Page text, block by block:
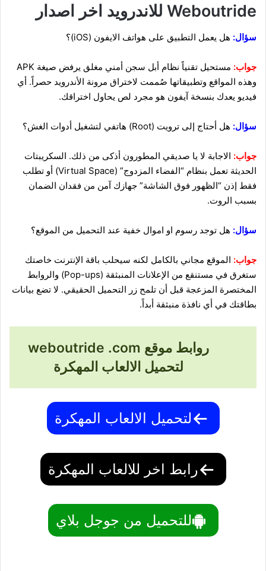
Weboutride للاندرويد اخر اصدار
سؤال: هل يعمل التطبيق على هواتف الايفون (iOS)؟
جواب:
مستحيل تقنياً نظام أبل سجن أمني مغلق يرفض صيغة APK
وهذه المواقع وتطبيقاتها صُممت لاختراق مرونة الأندرويد حصراً. أي
فيديو يعدك بنسخة آيفون هو مجرد لص يحاول اختراقك.
سؤال: هل أحتاج إلى ترويت (Root) هاتفي لتشغيل أدوات الغش؟
جواب: الاجابة لا يا صديقي المطورون أذكى من ذلك. السكريبتات
الحديثة تعمل بنظام “الفضاء المزدوج” (Virtual Space) أو تطلب
فقط إذن “الظهور فوق الشاشة” جهازك آمن من فقدان الضمان
بسبب الروت.
سؤال: هل توجد رسوم او اموال خفية عند التحميل من الموقع؟
جواب: الموقع مجاني بالكامل لكنه سيحلب باقة الإنترنت خاصتك
ستغرق في مستنقع من الإعلانات المنبثقة (Pop-ups) والروابط
المختصرة المزعجة قبل أن تلمح زر التحميل الحقيقي. لا تضع بيانات
بطاقتك في أي نافذة منبثقة أبداً.
روابط موقع weboutride .com
لتحميل الالعاب المهكرة
لتحميل الالعاب المهكرة
رابط اخر للالعاب المهكرة
للتحميل من جوجل بلاي